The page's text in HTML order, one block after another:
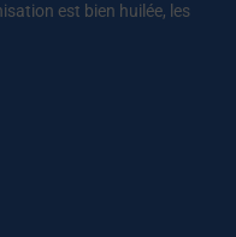
est bien huilée, les